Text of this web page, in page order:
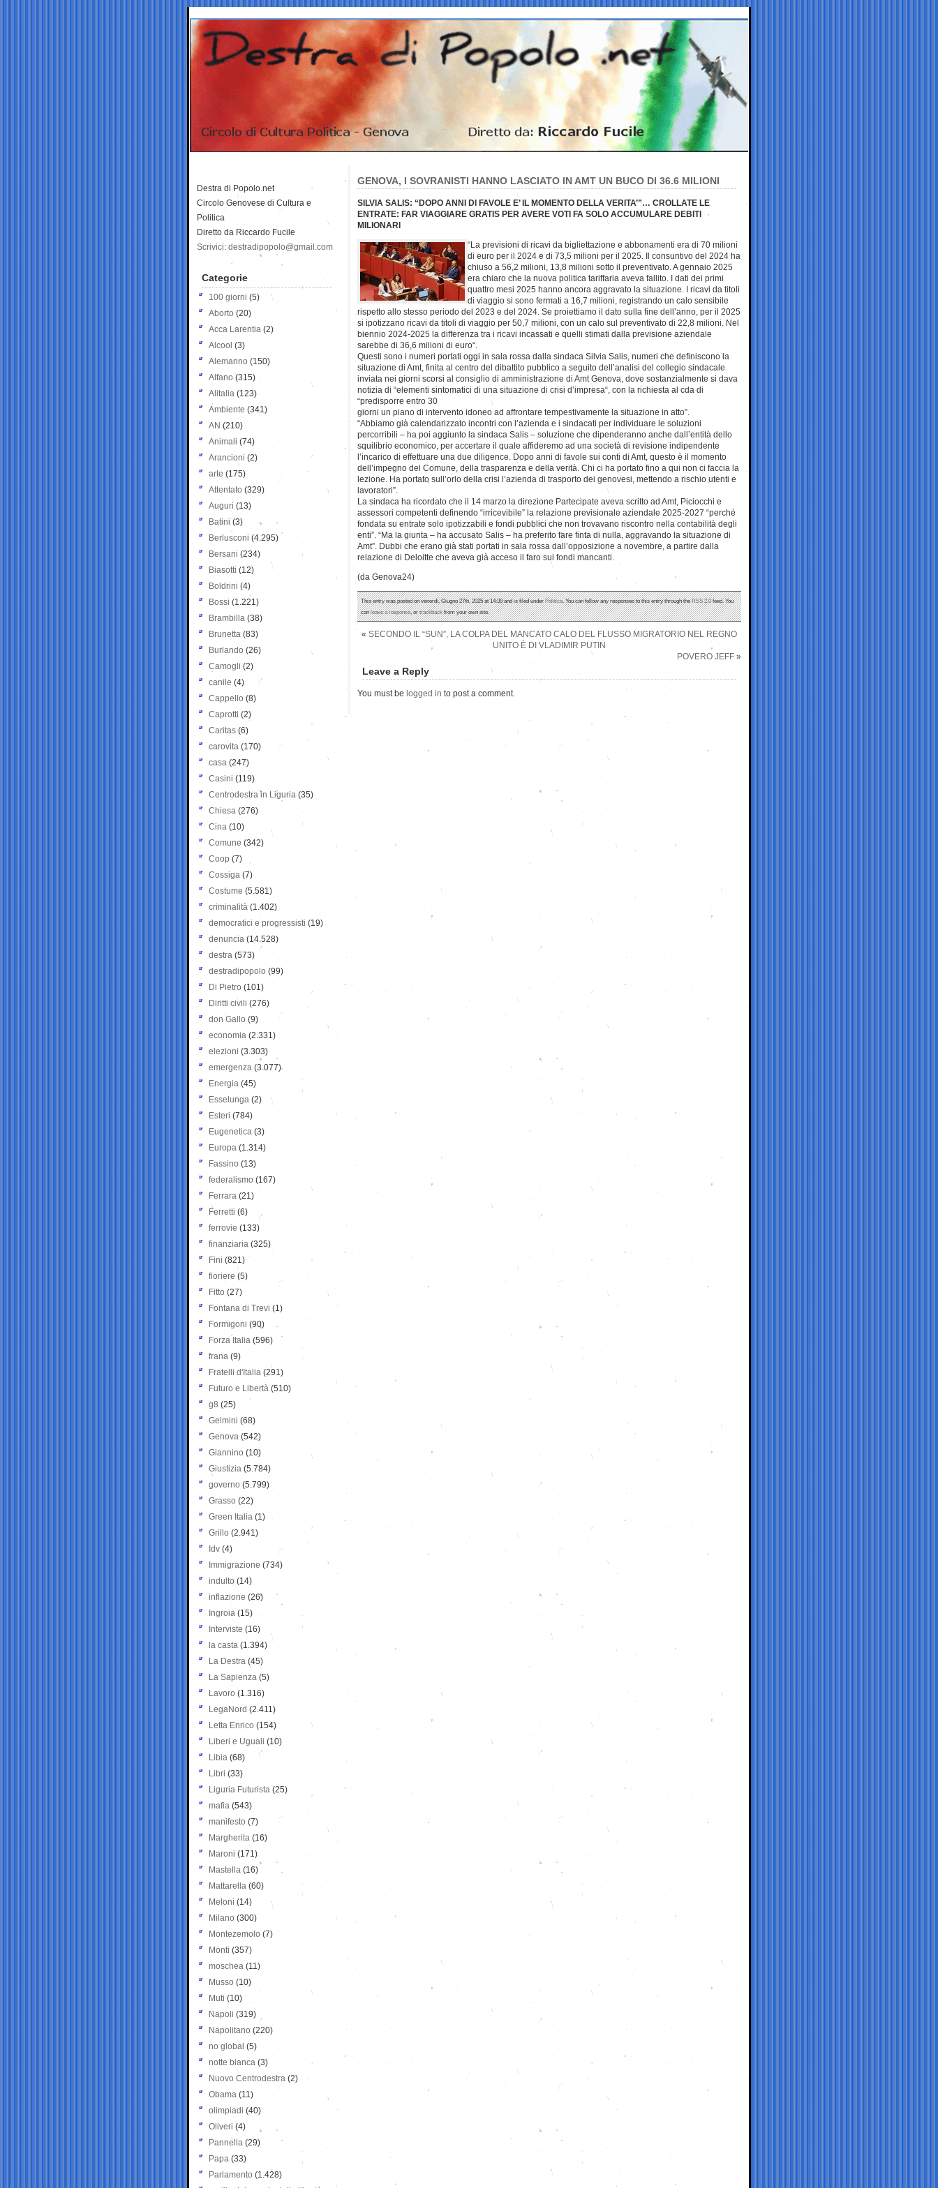
GENOVA, I SOVRANISTI HANNO LASCIATO IN AMT UN BUCO DI 36.6 MILIONI
SILVIA SALIS: “DOPO ANNI DI FAVOLE E’ IL MOMENTO DELLA VERITA’”… CROLLATE LE
ENTRATE: FAR VIAGGIARE GRATIS PER AVERE VOTI FA SOLO ACCUMULARE DEBITI
MILIONARI
“La previsioni di ricavi da bigliettazione e abbonamenti era di 70 milioni
di euro per il 2024 e di 73,5 milioni per il 2025. Il consuntivo del 2024 ha
chiuso a 56,2 milioni, 13,8 milioni sotto il preventivato. A gennaio 2025
era chiaro che la nuova politica tariffaria aveva fallito. I dati dei primi
quattro mesi 2025 hanno ancora aggravato la situazione. I ricavi da titoli
di viaggio si sono fermati a 16,7 milioni, registrando un calo sensibile
rispetto allo stesso periodo del 2023 e del 2024. Se proiettiamo il dato sulla fine dell’anno, per il 2025
si ipotizzano ricavi da titoli di viaggio per 50,7 milioni, con un calo sul preventivato di 22,8 milioni. Nel
biennio 2024-2025 la differenza tra i ricavi incassati e quelli stimati dalla previsione aziendale
sarebbe di 36,6 milioni di euro“.
Questi sono i numeri portati oggi in sala rossa dalla sindaca Silvia Salis, numeri che definiscono la
situazione di Amt, finita al centro del dibattito pubblico a seguito dell’analisi del collegio sindacale
inviata nei giorni scorsi al consiglio di amministrazione di Amt Genova, dove sostanzialmente si dava
notizia di “elementi sintomatici di una situazione di crisi d’impresa“, con la richiesta al cda di
“predisporre entro 30
giorni un piano di intervento idoneo ad affrontare tempestivamente la situazione in atto”.
“Abbiamo già calendarizzato incontri con l’azienda e i sindacati per individuare le soluzioni
percorribili – ha poi aggiunto la sindaca Salis – soluzione che dipenderanno anche dall’entità dello
squilibrio economico, per accertare il quale affideremo ad una società di revisione indipendente
l’incarico di effettuare una due diligence. Dopo anni di favole sui conti di Amt, questo è il momento
dell’impegno del Comune, della trasparenza e della verità. Chi ci ha portato fino a qui non ci faccia la
lezione. Ha portato sull’orlo della crisi l’azienda di trasporto dei genovesi, mettendo a rischio utenti e
lavoratori”.
La sindaca ha ricordato che il 14 marzo la direzione Partecipate aveva scritto ad Amt, Piciocchi e
assessori competenti definendo “irricevibile” la relazione previsionale aziendale 2025-2027 “perché
fondata su entrate solo ipotizzabili e fondi pubblici che non trovavano riscontro nella contabilità degli
enti”. “Ma la giunta – ha accusato Salis – ha preferito fare finta di nulla, aggravando la situazione di
Amt”. Dubbi che erano già stati portati in sala rossa dall’opposizione a novembre, a partire dalla
relazione di Deloitte che aveva già acceso il faro sui fondi mancanti.
(da Genova24)
This entry was posted on venerdì, Giugno 27th, 2025 at 14:39 and is filed underPolitica. You can follow any responses to this entry through theRSS 2.0feed. You
canleave a response, ortrackbackfrom your own site.
« SECONDO IL “SUN”, LA COLPA DEL MANCATO CALO DEL FLUSSO MIGRATORIO NEL REGNO
UNITO È DI VLADIMIR PUTIN
POVERO JEFF »
Leave a Reply
You must be logged in to post a comment.
Destra di Popolo.net
Circolo Genovese di Cultura e
Politica
Diretto da Riccardo Fucile
Scrivici: destradipopolo@gmail.com
Categorie
100 giorni (5)
Aborto (20)
Acca Larentia (2)
Alcool (3)
Alemanno (150)
Alfano (315)
Alitalia (123)
Ambiente (341)
AN (210)
Animali (74)
Arancioni (2)
arte (175)
Attentato (329)
Auguri (13)
Batini (3)
Berlusconi (4.295)
Bersani (234)
Biasotti (12)
Boldrini (4)
Bossi (1.221)
Brambilla (38)
Brunetta (83)
Burlando (26)
Camogli (2)
canile (4)
Cappello (8)
Caprotti (2)
Caritas (6)
carovita (170)
casa (247)
Casini (119)
Centrodestra in Liguria (35)
Chiesa (276)
Cina (10)
Comune (342)
Coop (7)
Cossiga (7)
Costume (5.581)
criminalità (1.402)
democratici e progressisti (19)
denuncia (14.528)
destra (573)
destradipopolo (99)
Di Pietro (101)
Diritti civili (276)
don Gallo (9)
economia (2.331)
elezioni (3.303)
emergenza (3.077)
Energia (45)
Esselunga (2)
Esteri (784)
Eugenetica (3)
Europa (1.314)
Fassino (13)
federalismo (167)
Ferrara (21)
Ferretti (6)
ferrovie (133)
finanziaria (325)
Fini (821)
fioriere (5)
Fitto (27)
Fontana di Trevi (1)
Formigoni (90)
Forza Italia (596)
frana (9)
Fratelli d'Italia (291)
Futuro e Libertà (510)
g8 (25)
Gelmini (68)
Genova (542)
Giannino (10)
Giustizia (5.784)
governo (5.799)
Grasso (22)
Green Italia (1)
Grillo (2.941)
Idv (4)
Immigrazione (734)
indulto (14)
inflazione (26)
Ingroia (15)
Interviste (16)
la casta (1.394)
La Destra (45)
La Sapienza (5)
Lavoro (1.316)
LegaNord (2.411)
Letta Enrico (154)
Liberi e Uguali (10)
Libia (68)
Libri (33)
Liguria Futurista (25)
mafia (543)
manifesto (7)
Margherita (16)
Maroni (171)
Mastella (16)
Mattarella (60)
Meloni (14)
Milano (300)
Montezemolo (7)
Monti (357)
moschea (11)
Musso (10)
Muti (10)
Napoli (319)
Napolitano (220)
no global (5)
notte bianca (3)
Nuovo Centrodestra (2)
Obama (11)
olimpiadi (40)
Oliveri (4)
Pannella (29)
Papa (33)
Parlamento (1.428)